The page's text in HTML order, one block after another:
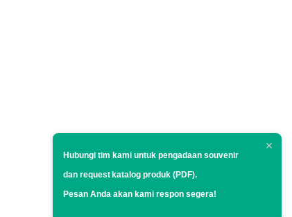
Hubungi tim kami untuk pengadaan souvenir
dan requestkatalog produk (PDF).
Pesan Anda akan kami respon segera!